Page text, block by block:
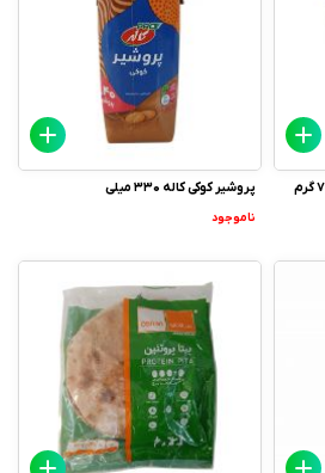
پروشیر کوکی کاله 330 میلی
ناموجود